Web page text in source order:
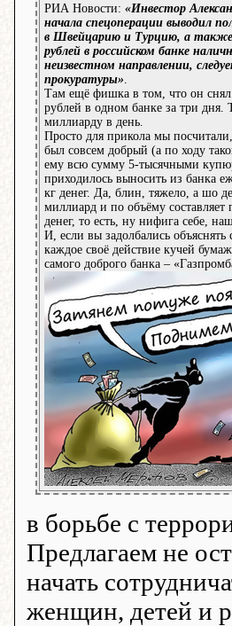
РИА Новости: «Инвестор
начала спецоперации выводил
в Швейцарию и Турцию, а также
рублей в российском банке
неизвестном направлении,
прокуратуры»
Там ещё фишка в том, что он
рублей в одном банке за три дня.
миллиарду в день.
Просто для прикола мы
был совсем добрый (а по ходу
ему всю сумму 5-тысячными
приходилось выносить из банка
кг денег. Да, блин, тяжело, а шо
миллиард и по объёму составляет
денег, то есть, ну нифига себе,
И, если вы задолбались объяснять
каждое своё действие кучей
самого доброго банка –
в борьбе с
Предлагаем не
начать
женщин, детей и